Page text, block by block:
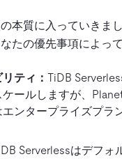
本質に入っていきま
たの優先事項によっ
ティ： TiDB
ケールしますが、
ンタープライズプラ
Serverlessはデフォ